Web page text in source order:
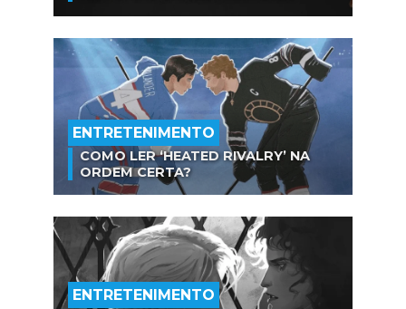
ENTRETENIMENTO
COMO LER ‘HEATED RIVALRY’ NA
ORDEM CERTA?
ENTRETENIMENTO